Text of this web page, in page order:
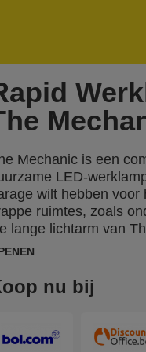
Mechanic is een
LED-
wilt hebben voor
ruimtes, zoals
lange lichtarm van
om veelzijdige
met een
de zijkant en een
vereisen.
nu bij